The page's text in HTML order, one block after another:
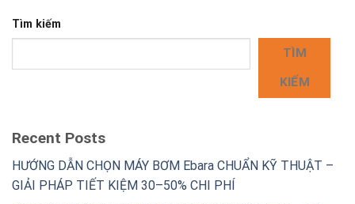
Tìm kiếm
TÌM
KIẾM
Recent Posts
HƯỚNG DẪN CHỌN MÁY BƠM Ebara CHUẨN KỸ THUẬT –
GIẢI PHÁP TIẾT KIỆM 30–50% CHI PHÍ